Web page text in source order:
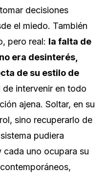
decisiones
el miedo. También
pero real: la falta de
era desinterés,
de su estilo de
de intervenir en todo
ajena. Soltar, en su
sino recuperarlo de
pudiera
cada uno ocupara su